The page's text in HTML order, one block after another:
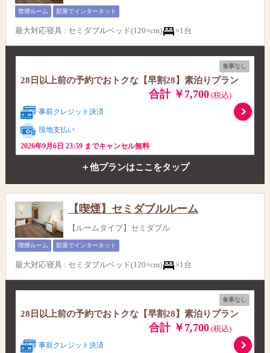
禁煙ルーム 部屋でインターネット
最大対応寝具 : セミダブルベッド(120×cm) ×1台
食事なし
28日以上前の予約でおトクな【早割28】素泊りプラン
合計 ￥7,700(税込)
事前クレジット決済
現地支払い
2026年9月6日 23:59 までキャンセル無料
＋他プランはここをタップ
【喫煙】セミダブルルーム
【ルームタイプ】セミダブル
喫煙ルーム 部屋でインターネット
最大対応寝具 : セミダブルベッド(120×cm) ×1台
食事なし
28日以上前の予約でおトクな【早割28】素泊りプラン
合計 ￥7,700(税込)
事前クレジット決済